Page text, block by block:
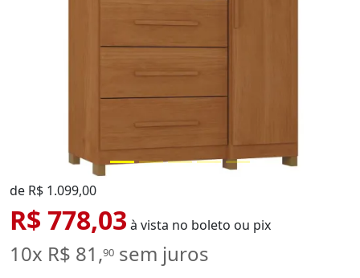
de R$ 1.099,00
R$ 778,03 à vista no boleto ou pix
10x R$ 81,90 sem juros